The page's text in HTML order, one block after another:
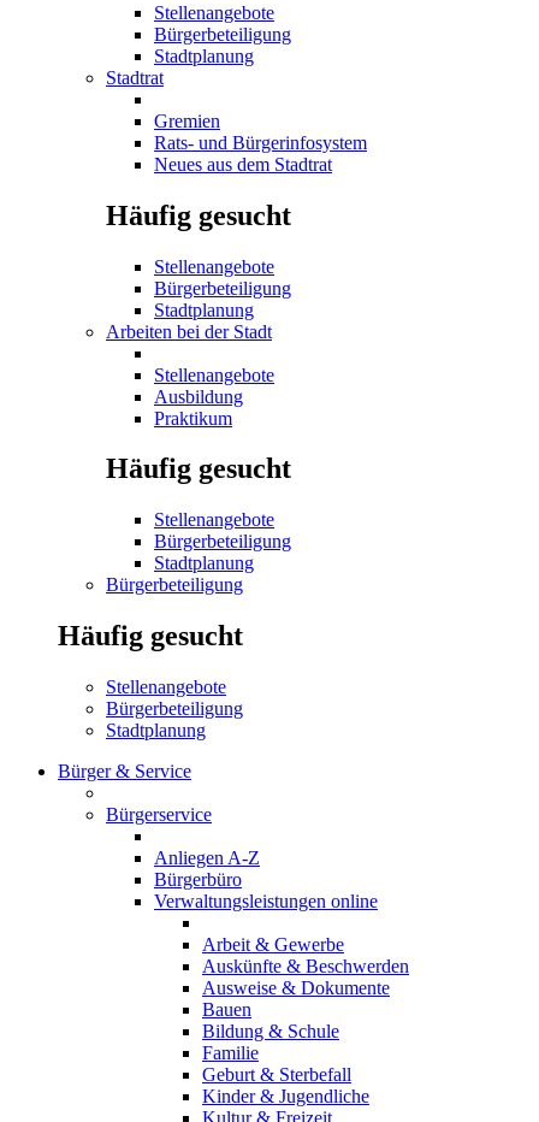
Stellenangebote
Bürgerbeteiligung
Stadtplanung
Stadtrat
Gremien
Rats- und Bürgerinfosystem
Neues aus dem Stadtrat
Häufig gesucht
Stellenangebote
Bürgerbeteiligung
Stadtplanung
Arbeiten bei der Stadt
Stellenangebote
Ausbildung
Praktikum
Häufig gesucht
Stellenangebote
Bürgerbeteiligung
Stadtplanung
Bürgerbeteiligung
Häufig gesucht
Stellenangebote
Bürgerbeteiligung
Stadtplanung
Bürger & Service
Bürgerservice
Anliegen A-Z
Bürgerbüro
Verwaltungsleistungen online
Arbeit & Gewerbe
Auskünfte & Beschwerden
Ausweise & Dokumente
Bauen
Bildung & Schule
Familie
Geburt & Sterbefall
Kinder & Jugendliche